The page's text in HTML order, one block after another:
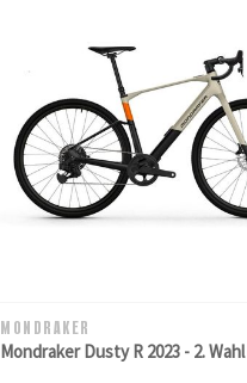
MONDRAKER
Mondraker Dusty R 2023 - 2. Wahl